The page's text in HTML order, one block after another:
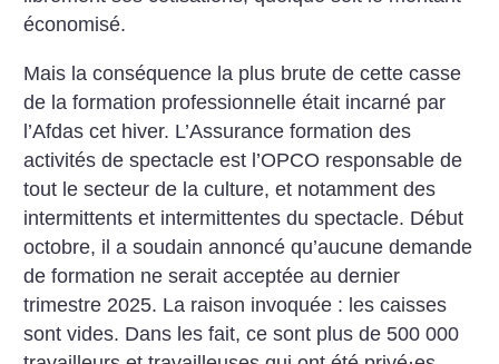
économisé.
Mais la conséquence la plus brute de cette casse
de la formation professionnelle était incarné par
l’Afdas cet hiver. L’Assurance formation des
activités de spectacle est l’OPCO responsable de
tout le secteur de la culture, et notamment des
intermittents et intermittentes du spectacle. Début
octobre, il a soudain annoncé qu’aucune demande
de formation ne serait acceptée au dernier
trimestre 2025. La raison invoquée : les caisses
sont vides. Dans les fait, ce sont plus de 500 000